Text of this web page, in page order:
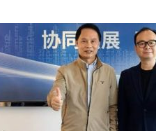
来，我先不学了——永辉的“休
国钙钛矿探测器太空“开箱”
K90跳上3099，小米17标准版
是开胃菜：合肥正在下一盘你